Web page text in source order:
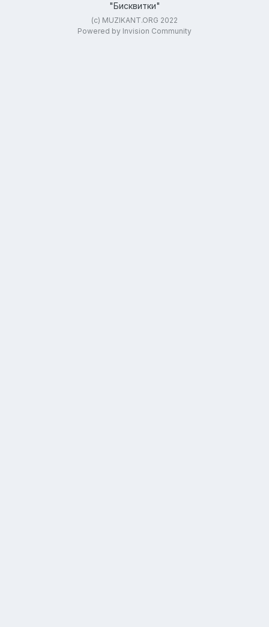
"Бисквитки"
(c) MUZIKANT.ORG 2022
Powered by Invision Community